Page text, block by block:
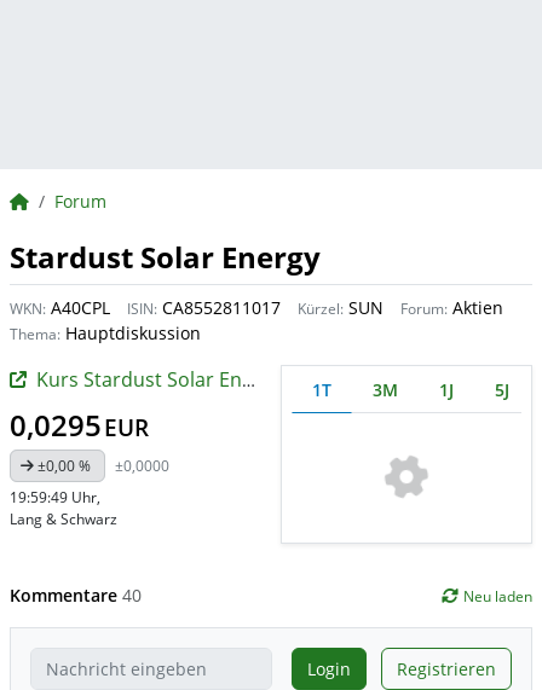
BörsenNEWS.de
Forum
Stardust Solar Energy
WKN: A40CPL ISIN: CA8552811017 Kürzel: SUN Forum: Aktien
Thema: Hauptdiskussion
Kurs Stardust Solar Energy
0,0295EUR
±0,00 %
±0,0000
19:59:49 Uhr,
Lang & Schwarz
1T 3M 1J 5J
Kommentare 40 Neu laden
Login Registrieren